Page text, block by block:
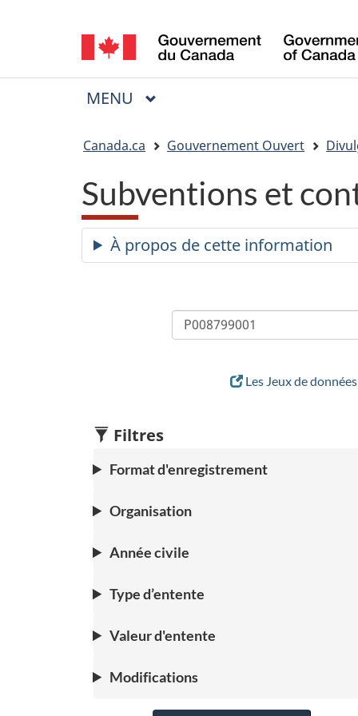
de
la
langue
Menu
MENU PRINCIPAL
Canada.ca Gouvernement Ouvert
Subventions et
À propos de cette information
Les Jeux de
Filtres
Format d'enregistrement
Organisation
Année civile
Type d’entente
Valeur d'entente
Modifications